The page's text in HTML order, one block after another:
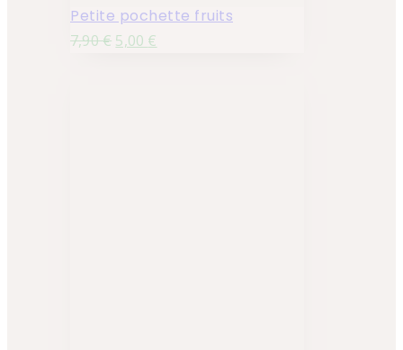
Petite pochette fruits
7,90€ 5,00 €